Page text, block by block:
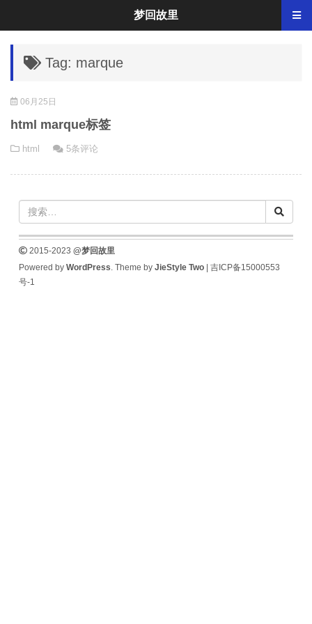
Tag: marque
06月25日
html marque标签
html 5条评论
2015-2023 @梦回故里
Powered by WordPress. Theme by JieStyle Two| 吉ICP备15000553
号-1
梦回故里